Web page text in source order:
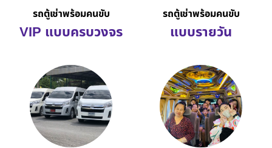
รถตู้เช่าพร้อมคนขับ
VIP แบบครบวงจร
รถตู้เช่าพร้อมคนขับ
แบบรายวัน